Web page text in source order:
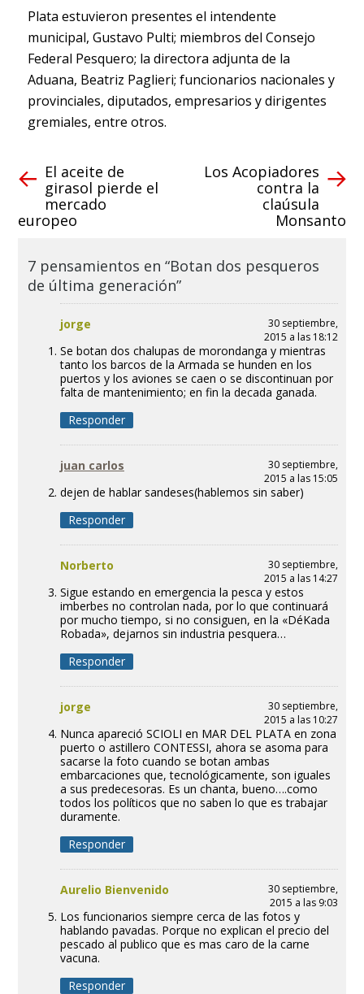
Plata estuvieron presentes el intendente
municipal, Gustavo Pulti; miembros del Consejo
Federal Pesquero; la directora adjunta de la
Aduana, Beatriz Paglieri; funcionarios nacionales y
provinciales, diputados, empresarios y dirigentes
gremiales, entre otros.
El aceite de
girasol pierde el
mercado
europeo
Los Acopiadores
contra la
claúsula
Monsanto
7 pensamientos en “Botan dos pesqueros
de última generación”
jorge
30 septiembre,
2015 a las 18:12
Se botan dos chalupas de morondanga y mientras
tanto los barcos de la Armada se hunden en los
puertos y los aviones se caen o se discontinuan por
falta de mantenimiento; en fin la decada ganada.
Responder
juan carlos
30 septiembre,
2015 a las 15:05
dejen de hablar sandeses(hablemos sin saber)
Responder
Norberto
30 septiembre,
2015 a las 14:27
Sigue estando en emergencia la pesca y estos
imberbes no controlan nada, por lo que continuará
por mucho tiempo, si no consiguen, en la «DéKada
Robada», dejarnos sin industria pesquera…
Responder
jorge
30 septiembre,
2015 a las 10:27
Nunca apareció SCIOLI en MAR DEL PLATA en zona
puerto o astillero CONTESSI, ahora se asoma para
sacarse la foto cuando se botan ambas
embarcaciones que, tecnológicamente, son iguales
a sus predecesoras. Es un chanta, bueno….como
todos los políticos que no saben lo que es trabajar
duramente.
Responder
Aurelio Bienvenido
30 septiembre,
2015 a las 9:03
Los funcionarios siempre cerca de las fotos y
hablando pavadas. Porque no explican el precio del
pescado al publico que es mas caro de la carne
vacuna.
Responder